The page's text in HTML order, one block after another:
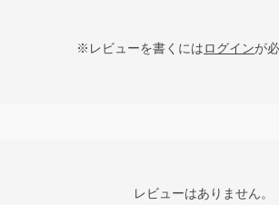
※レビューを書くにはログインが
レビューはありません。